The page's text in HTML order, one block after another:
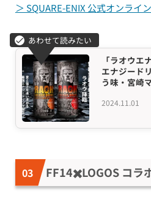
＞ SQUARE-ENIX 公式オンライ
2024.11.01
「ラオウエ
エナジード
う味・宮崎
FF14✖️LOGOS コラ